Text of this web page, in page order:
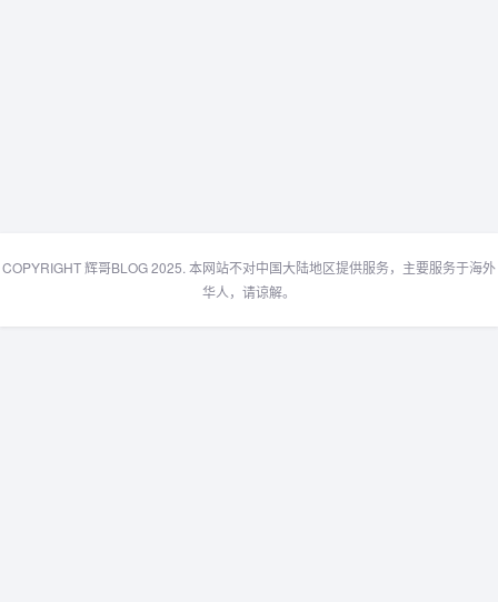
COPYRIGHT 辉哥BLOG 2025. 本网站不对中国大陆地区提供服务，主要服务于海外
华人，请谅解。